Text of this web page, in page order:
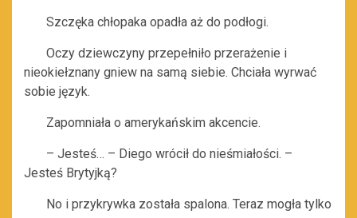
Szczęka chłopaka opadła aż do podłogi.
Oczy dziewczyny przepełniło przerażenie i
nieokiełznany gniew na samą siebie. Chciała wyrwać
sobie język.
Zapomniała o amerykańskim akcencie.
– Jesteś… – Diego wrócił do nieśmiałości. –
Jesteś Brytyjką?
No i przykrywka została spalona. Teraz mogła tylko